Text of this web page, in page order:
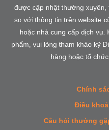
được cập nhật thường xuyên,
so với thông tin trên website
hoặc nhà cung cấp dịch vụ.
phẩm, vui lòng tham khảo kỹ
hàng hoặc tổ
Chính
Điều
Câu hỏi thường